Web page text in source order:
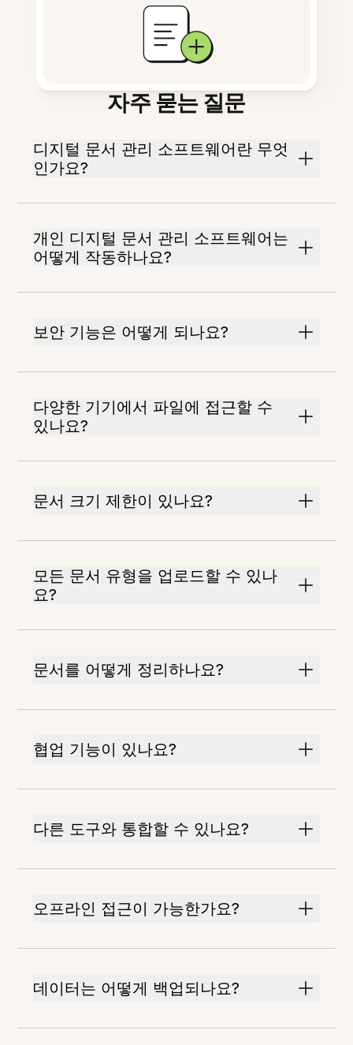
자주 묻는 질문
디지털 문서 관리 소프트웨어란 무엇
인가요?
개인 디지털 문서 관리 소프트웨어는
어떻게 작동하나요?
보안 기능은 어떻게 되나요?
다양한 기기에서 파일에 접근할 수
있나요?
문서 크기 제한이 있나요?
모든 문서 유형을 업로드할 수 있나
요?
문서를 어떻게 정리하나요?
협업 기능이 있나요?
다른 도구와 통합할 수 있나요?
오프라인 접근이 가능한가요?
데이터는 어떻게 백업되나요?